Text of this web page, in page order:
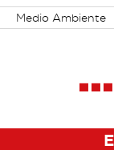
Medio Ambiente